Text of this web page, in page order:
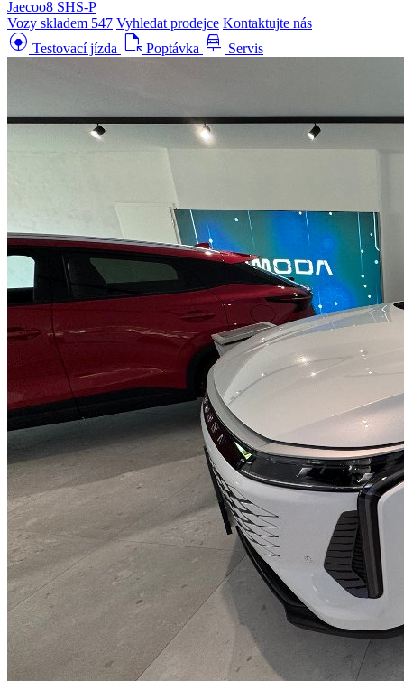
Jaecoo8 SHS-P
Vozy skladem 547 Vyhledat prodejce Kontaktujte nás
search_hands_free Testovací jízda file_open Poptávka car_repair Servis